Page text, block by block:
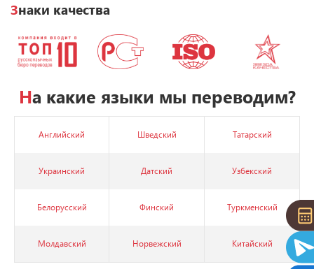
Знаки качества
На какие языки мы переводим?
Английский Шведский Татарский
Украинский Датский Узбекский
Белорусский Финский Туркменский
Молдавский Норвежский Китайский